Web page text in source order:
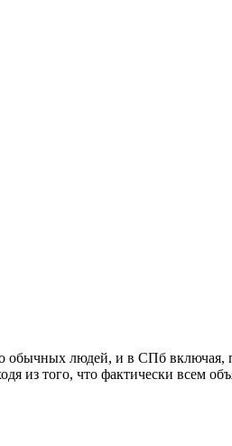
обычных людей, и в СПб
из того, что фактически всем